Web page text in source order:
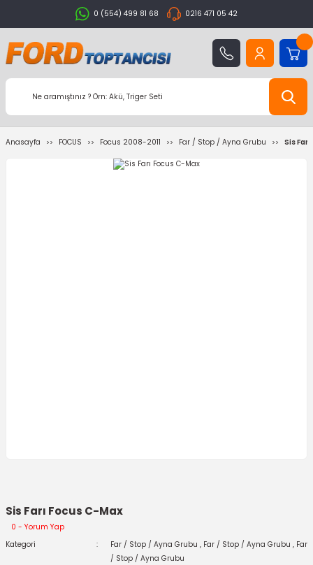
0 (554) 499 81 68 0216 471 05 42
Anasayfa FOCUS Focus 2008-2011 Far / Stop / Ayna Grubu Sis
Sis Farı Focus C-Max
0 - Yorum Yap
Kategori
Far / Stop / Ayna Grubu , Far / Stop / Ayna Grubu , Far
/ Stop / Ayna Grubu